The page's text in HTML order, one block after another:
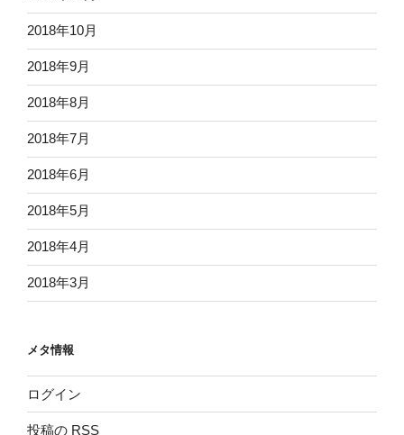
2018年10月
2018年9月
2018年8月
2018年7月
2018年6月
2018年5月
2018年4月
2018年3月
メタ情報
ログイン
投稿の RSS